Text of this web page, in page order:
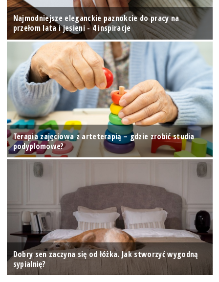
Najmodniejsze eleganckie paznokcie do pracy na
przełom lata i jesieni - 4 inspiracje
Terapia zajęciowa z arteterapią – gdzie zrobić studia
podyplomowe?
Dobry sen zaczyna się od łóżka. Jak stworzyć wygodną
sypialnię?